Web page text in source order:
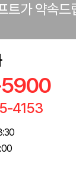
트가 약속드
4153